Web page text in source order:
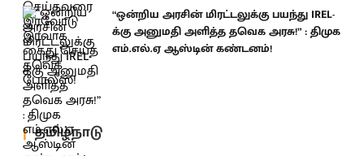
“ஒன்றிய அரசின் மிரட்டலுக்கு பயந்து IREL-
க்கு அனுமதி அளித்த தவெக அரசு!” : திமுக
எம்.எல்.ஏ ஆஸ்டின் கண்டனம்!
தமிழ்நாடு